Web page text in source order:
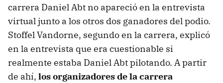
carrera Daniel Abt no apareció en la entrevista
virtual junto a los otros dos ganadores del podio.
Stoffel Vandorne, segundo en la carrera, explicó
en la entrevista que era cuestionable si
realmente estaba Daniel Abt pilotando. A partir
de ahí, los organizadores de la carrera